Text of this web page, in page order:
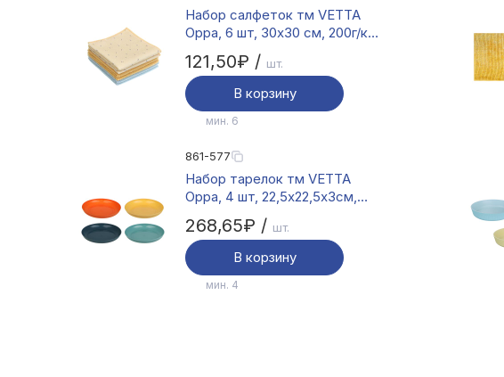
Набор салфеток тм VETTA
Орра, 6 шт, 30х30 см, 200г/кв.
м., 3 цвета, полиэстер диз2
121,50₽ / шт.
В корзину
мин. 6
861-577
Набор тарелок тм VETTA
Орра, 4 шт, 22,5x22,5x3см,
полипропилен
268,65₽ / шт.
В корзину
мин. 4